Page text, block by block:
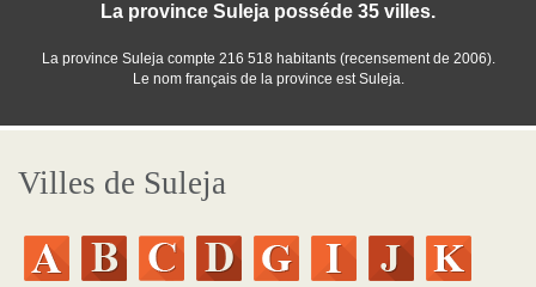
La province Suleja posséde 35 villes.
La province Suleja compte 216 518 habitants (recensement de 2006).
Le nom français de la province est Suleja.
Villes de Suleja